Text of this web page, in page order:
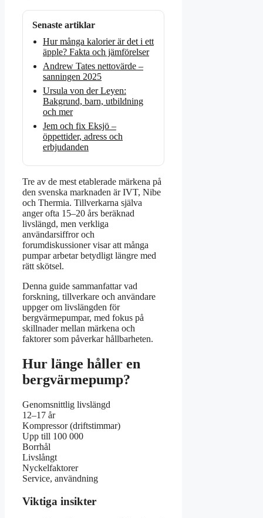
Senaste artiklar
Hur många kalorier är det i ett
äpple? Fakta och jämförelser
Andrew Tates nettovärde –
sanningen 2025
Ursula von der Leyen:
Bakgrund, barn, utbildning
och mer
Jem och fix Eksjö –
öppettider, adress och
erbjudanden
Tre av de mest etablerade märkena på
den svenska marknaden är IVT, Nibe
och Thermia. Tillverkarna själva
anger ofta 15–20 års beräknad
livslängd, men verkliga
användarsiffror och
forumdiskussioner visar att många
pumpar arbetar betydligt längre med
rätt skötsel.
Denna guide sammanfattar vad
forskning, tillverkare och användare
uppger om livslängden för
bergvärmepumpar, med fokus på
skillnader mellan märkena och
faktorer som påverkar hållbarheten.
Hur länge håller en
bergvärmepump?
Genomsnittlig livslängd
12–17 år
Kompressor (driftstimmar)
Upp till 100 000
Borrhål
Livslångt
Nyckelfaktorer
Service, användning
Viktiga insikter